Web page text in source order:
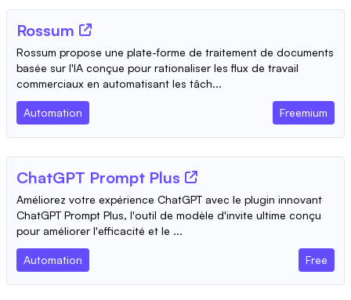
Rossum
Rossum propose une plate-forme de traitement de documents
basée sur l'IA conçue pour rationaliser les flux de travail
commerciaux en automatisant les tâch...
Automation Freemium
ChatGPT Prompt Plus
Améliorez votre expérience ChatGPT avec le plugin innovant
ChatGPT Prompt Plus, l'outil de modèle d'invite ultime conçu
pour améliorer l'efficacité et le ...
Automation Free